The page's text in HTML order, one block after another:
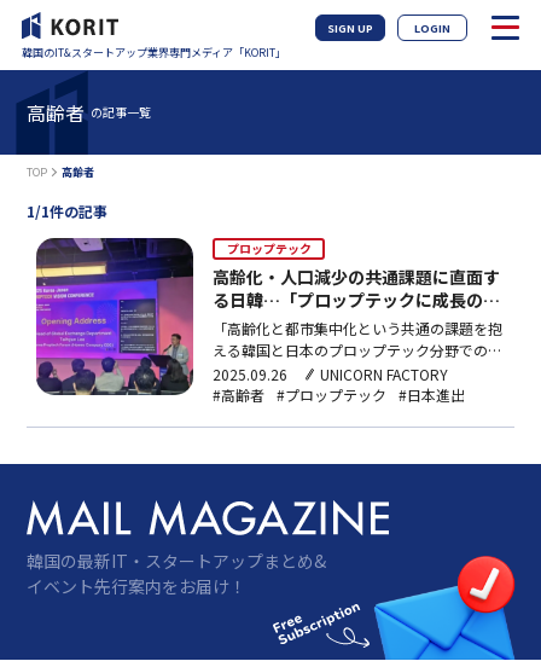
韓国のIT&スタートアップ業界専門メディア「KORIT」
SIGN UP LOGIN
高齢者 の記事一覧
TOP 高齢者
1/1件の記事
プロップテック
高齢化・人口減少の共通課題に直面す
る日韓…「プロップテックに成長の可
能性」
「高齢化と都市集中化という共通の課題を抱
える韓国と日本のプロップテック分野での協
力は、単純な技術共有にとどまらず、両国の
強みと革新力を組み合わせることで、新しい
2025.09.26
UNICORN FACTORY
#高齢者 #プロップテック #日本進出
韓国の最新IT・スタートアップまとめ&
イベント先行案内をお届け！